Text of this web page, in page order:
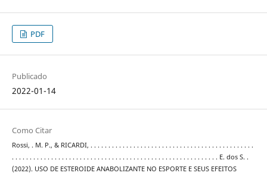
PDF
Publicado
2022-01-14
Como Citar
Rossi, . M. P., & RICARDI, . . . . . . . . . . . . . . . . . . . . . . . . . . . . . . . . . . . . . . . . . . . . . .
. . . . . . . . . . . . . . . . . . . . . . . . . . . . . . . . . . . . . . . . . . . . . . . . . . . . . . . . . . E. dos S. .
(2022). USO DE ESTEROIDE ANABOLIZANTE NO ESPORTE E SEUS EFEITOS